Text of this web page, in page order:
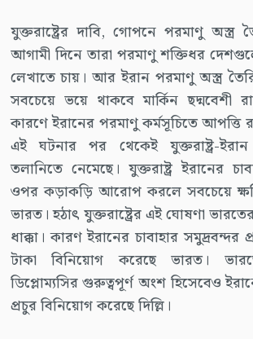
যুক্তরাষ্ট্রের দাবি, গোপনে পরমাণু অস্ত্র
আগামী দিনে তারা পরমাণু শক্তিধর
লেখাতে চায়। আর ইরান পরমাণু অস্ত্র
সবচেয়ে ভয়ে থাকবে মার্কিন ছদ্মবেশী
কারণে ইরানের পরমাণু কর্মসূচিতে আপত্তি
এই ঘটনার পর থেকেই যুক্তরাষ্ট্র-
তলানিতে নেমেছে। যুক্তরাষ্ট্র ইরানের
ওপর কড়াকড়ি আরোপ করলে সবচেয়ে
ভারত। হঠাৎ যুক্তরাষ্ট্রের এই ঘোষণা
ধাক্কা। কারণ ইরানের চাবাহার সমুদ্রবন্দর
টাকা বিনিয়োগ করেছে ভারত।
ডিপ্লোম্যসির গুরুত্বপূর্ণ অংশ হিসেবেও
প্রচুর বিনিয়োগ করেছে দিল্লি।